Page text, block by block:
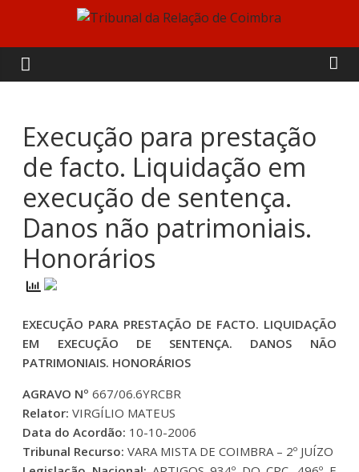
content
Tribunal
da
Relação
de
Coimbra
Execução para prestação
de facto. Liquidação em
execução de sentença.
Danos não patrimoniais.
Honorários
EXECUÇÃO PARA PRESTAÇÃO DE FACTO. LIQUIDAÇÃO
EM EXECUÇÃO DE SENTENÇA. DANOS NÃO
PATRIMONIAIS. HONORÁRIOS
AGRAVO Nº 667/06.6YRCBR
Relator:VIRGÍLIO MATEUS
Data do Acordão: 10-10-2006
Tribunal Recurso:VARA MISTA DE COIMBRA – 2º JUÍZO